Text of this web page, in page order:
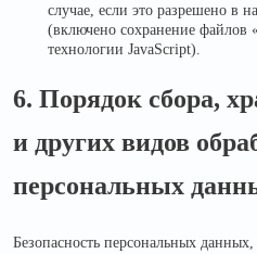
случае, если это разрешено в
(включено сохранение файлов
технологии JavaScript).
6. Порядок сбора,
и других видов
персональных
Безопасность персональных